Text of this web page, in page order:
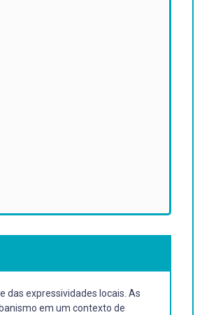
das expressividades locais. As
em um contexto de